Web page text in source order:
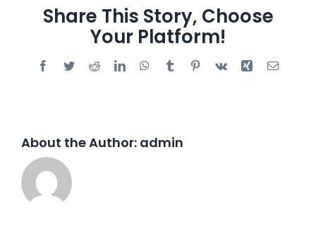
Share This Story, Choose
Your Platform!
Facebook
TwitterRedditLinkedInWhatsApp
Tumblr Pinterest
Vk Xing Email
About the Author: admin